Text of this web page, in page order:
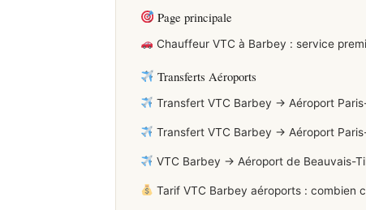
Page principale
Chauffeur VTC à Barbey : service
Transferts Aéroports
Transfert VTC Barbey → Aéroport
Transfert VTC Barbey → Aéroport
VTC Barbey → Aéroport de Beauvais-
Tarif VTC Barbey aéroports : combien